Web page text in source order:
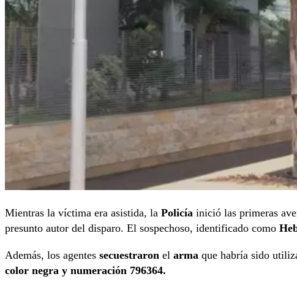
Mientras la víctima era asistida, la Policía inició las primeras
presunto autor del disparo. El sospechoso, identificado como
Además, los agentes secuestraron el arma que habría sido
color negra y numeración 796364.